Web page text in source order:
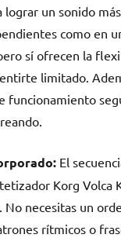
lograr un sonido
como en
sí ofrecen la
limitado.
funcionamiento
El
Korg Volca
necesitas un
rítmicos o